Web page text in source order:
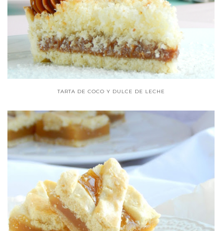
TARTA DE COCO Y DULCE DE LECHE